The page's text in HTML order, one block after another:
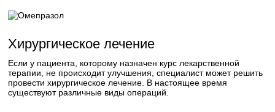
Хирургическое лечение
Если у пациента, которому назначен курс лекарственной
терапии, не происходит улучшения, специалист может решить
провести хирургическое лечение. В настоящее время
существуют различные виды операций.